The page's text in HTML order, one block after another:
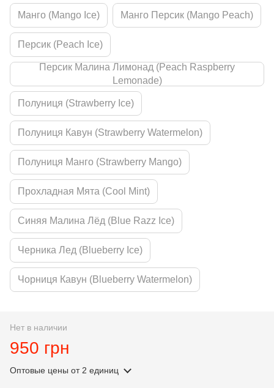
Манго (Mango Ice) Манго Персик (Mango Peach)
Персик (Peach Ice)
Персик Малина Лимонад (Peach Raspberry
Lemonade)
Полуниця (Strawberry Ice)
Полуниця Кавун (Strawberry Watermelon)
Полуниця Манго (Strawberry Mango)
Прохладная Мята (Cool Mint)
Синяя Малина Лёд (Blue Razz Ice)
Черника Лед (Blueberry Ice)
Чорниця Кавун (Blueberry Watermelon)
Нет в наличии
950 грн
Оптовые цены от 2 единиц